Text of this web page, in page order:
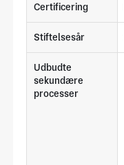
Certificering
Stiftelsesår
Udbudte
sekundære
processer